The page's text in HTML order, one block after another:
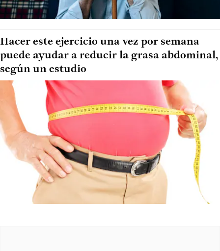
Hacer este ejercicio una vez por semana
puede ayudar a reducir la grasa abdominal,
según un estudio